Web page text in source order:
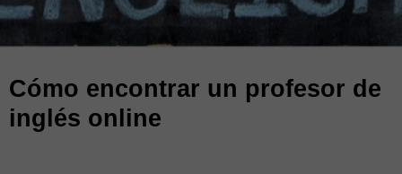
Cómo encontrar un profesor de
inglés online